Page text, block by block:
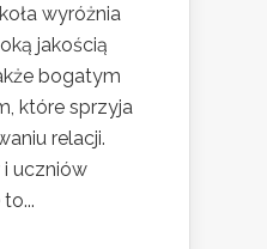
wyróżnia
jakością
bogatym
które sprzyja
relacji.
uczniów